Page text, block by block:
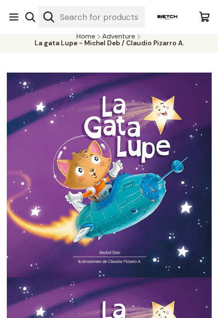
Nuestra librería - Serrano 317 local 3 - Limache.
#SomospartedelSietch
Home
Adventure
La gata Lupe - Michel Deb / Claudio Pizarro A.